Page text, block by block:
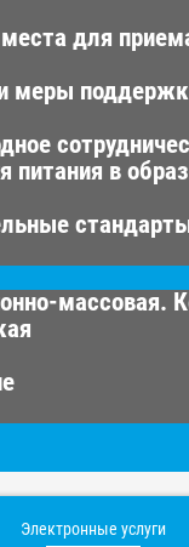
для
меры
питания в
массовая.
Электронные услуги